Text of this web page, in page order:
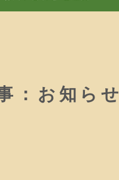
：お知らせ